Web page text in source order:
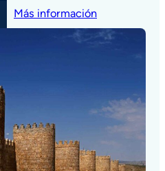
Más información